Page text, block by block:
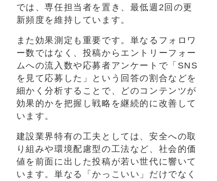
では、専任担当者を置き、最低週2回の更
新頻度を維持しています。
また効果測定も重要です。単なるフォロワ
ー数ではなく、投稿からエントリーフォー
ムへの流入数や応募者アンケートで「SNS
を見て応募した」という回答の割合などを
細かく分析することで、どのコンテンツが
効果的かを把握し戦略を継続的に改善して
います。
建設業界特有の工夫としては、安全への取
り組みや環境配慮型の工法など、社会的価
値を前面に出した投稿が若い世代に響いて
います。単なる「かっこいい」だけでなく